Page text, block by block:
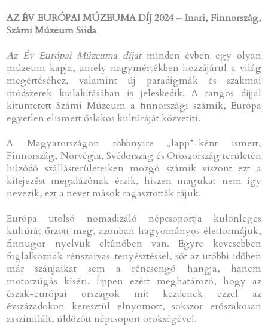
AZ ÉV EURÓPAI MÚZEUMA DÍJ 2024 – Inari, Finnország,
Számi Múzeum Siida
Az Év Európai Múzeuma díjatminden évben egy olyan
múzeum kapja, amely nagymértékben hozzájárul a világ
megértéséhez, valamint új paradigmák és szakmai
módszerek kialakításában is jeleskedik. A rangos díjjal
kitüntetett Számi Múzeum a finnországi számik, Európa
egyetlen elismert őslakos kultúráját közvetíti.
A Magyarországon többnyire „lapp”-ként ismert,
Finnország, Norvégia, Svédország és Oroszország területén
húzódó szállásterületeiken mozgó számik viszont ezt a
kifejezést megalázónak érzik, hiszen magukat nem így
nevezik, ezt a nevet mások ragasztották rájuk.
Európa utolsó nomadizáló népcsoportja különleges
kultúrát őrzött meg, azonban hagyományos életformájuk,
finnugor nyelvük eltűnőben van. Egyre kevesebben
foglalkoznak rénszarvas-tenyésztéssel, sőt az utóbbi időben
már szánjaikat sem a réncsengő hangja, hanem
motorzúgás kíséri. Éppen ezért meghatározó, hogy az
észak-európai országok mit kezdenek ezzel az
évszázadokon keresztül elnyomott, sokszor erőszakosan
asszimilált, üldözött népcsoport örökségével.